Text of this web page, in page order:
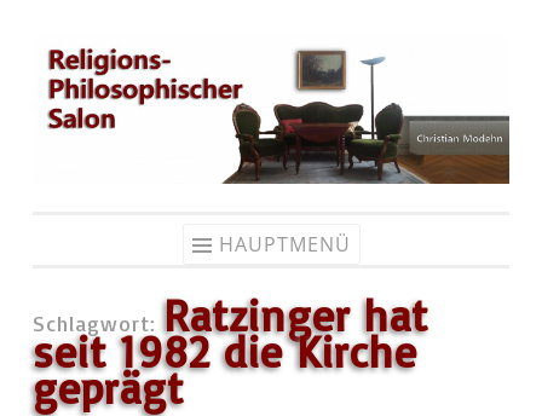
Zum
Inhalt
springen
HAUPTMENÜ
Schlagwort: Ratzinger hat
seit 1982 die Kirche
geprägt